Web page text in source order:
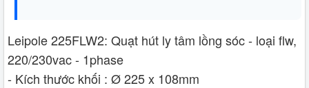
Leipole 225FLW2: Quạt hút ly tâm lồng sóc - loại flw,
220/230vac - 1phase
- Kích thước khối : Ø 225 x 108mm